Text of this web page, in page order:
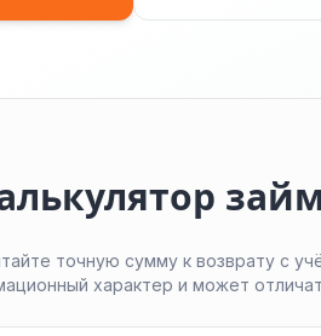
точную сумму к возврату с
характер и может